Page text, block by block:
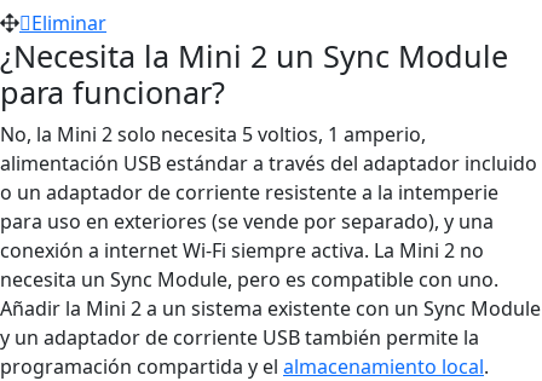
Eliminar
¿Necesita la Mini 2 un Sync Module
para funcionar?
No, la Mini 2 solo necesita 5 voltios, 1 amperio,
alimentación USB estándar a través del adaptador incluido
o un adaptador de corriente resistente a la intemperie
para uso en exteriores (se vende por separado), y una
conexión a internet Wi-Fi siempre activa. La Mini 2 no
necesita un Sync Module, pero es compatible con uno.
Añadir la Mini 2 a un sistema existente con un Sync Module
y un adaptador de corriente USB también permite la
programación compartida y el almacenamiento local.